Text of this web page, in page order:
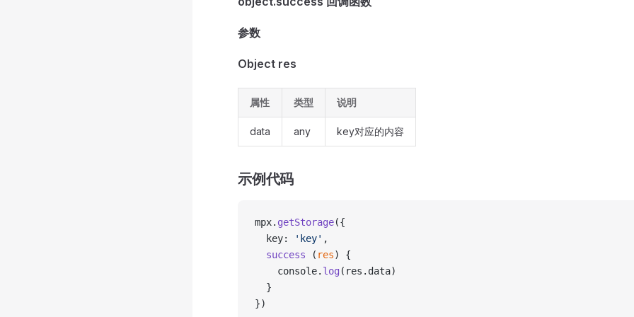
参数
Object res
属性 类型 说明
data any key对应的内容
示例代码
mpx. getStorage({
  key:
'key' ,
  success
( res) {
    console.
log (res.data)
  }
})